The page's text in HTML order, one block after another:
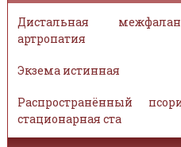
Дистальная
артропатия
Экзема истинная
Распространённый
стационарная ста